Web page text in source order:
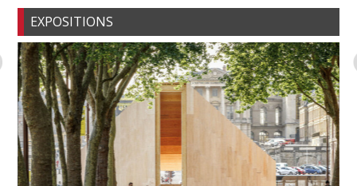
EXPOSITIONS